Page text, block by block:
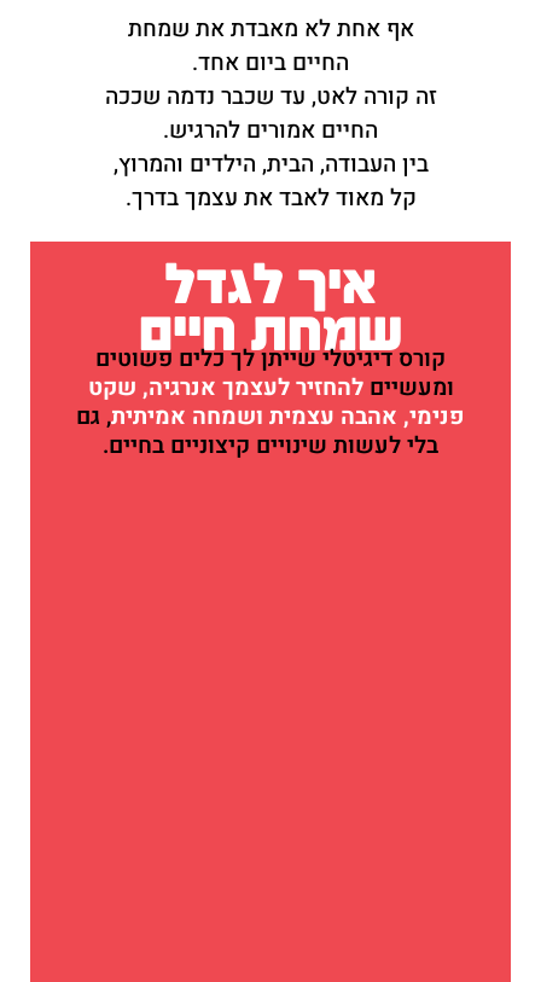
אף אחת לא מאבדת את שמחת
החיים ביום אחד.
זה קורה לאט, עד שכבר נדמה שככה
החיים אמורים להרגיש.
בין העבודה, הבית, הילדים והמרוץ,
קל מאוד לאבד את עצמך בדרך.
איך לגדל
שמחת חיים
קורס דיגיטלי שייתן לך כלים פשוטים
ומעשייםלהחזיר לעצמך אנרגיה, שקט
פנימי, אהבה עצמית ושמחה אמיתית, גם
בלי לעשות שינויים קיצוניים בחיים.